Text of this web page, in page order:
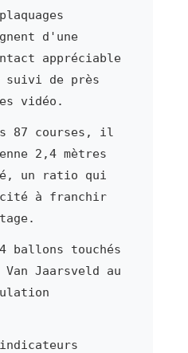
d'une
appréciable
suivi de près
vidéo.
87 courses, il
2,4 mètres
un ratio qui
à franchir
ballons touchés
Jaarsveld au